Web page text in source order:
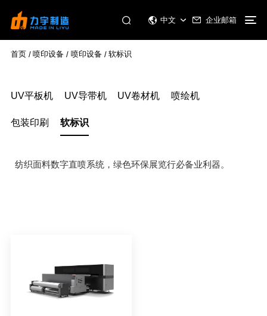
中文 企业邮箱
首页 / 喷印设备 / 喷印设备 / 软标识
UV平板机 UV导带机 UV卷材机 喷绘机
包装印刷 软标识
纺织面料数字直喷系统，绿色环保展览行必备业利器。